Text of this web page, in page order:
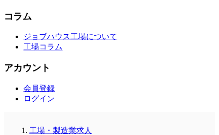
コラム
ジョブハウス工場について
工場コラム
アカウント
会員登録
ログイン
工場・製造業求人